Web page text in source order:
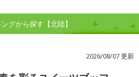
グから探す【北陸】
2026/08/07 更新